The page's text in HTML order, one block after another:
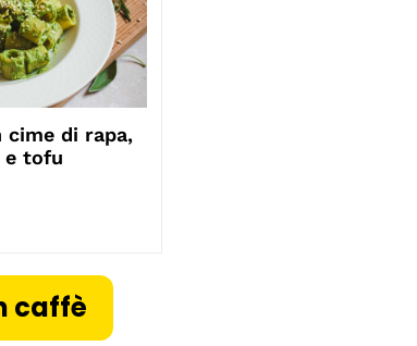
cime di rapa,
e tofu
caffè